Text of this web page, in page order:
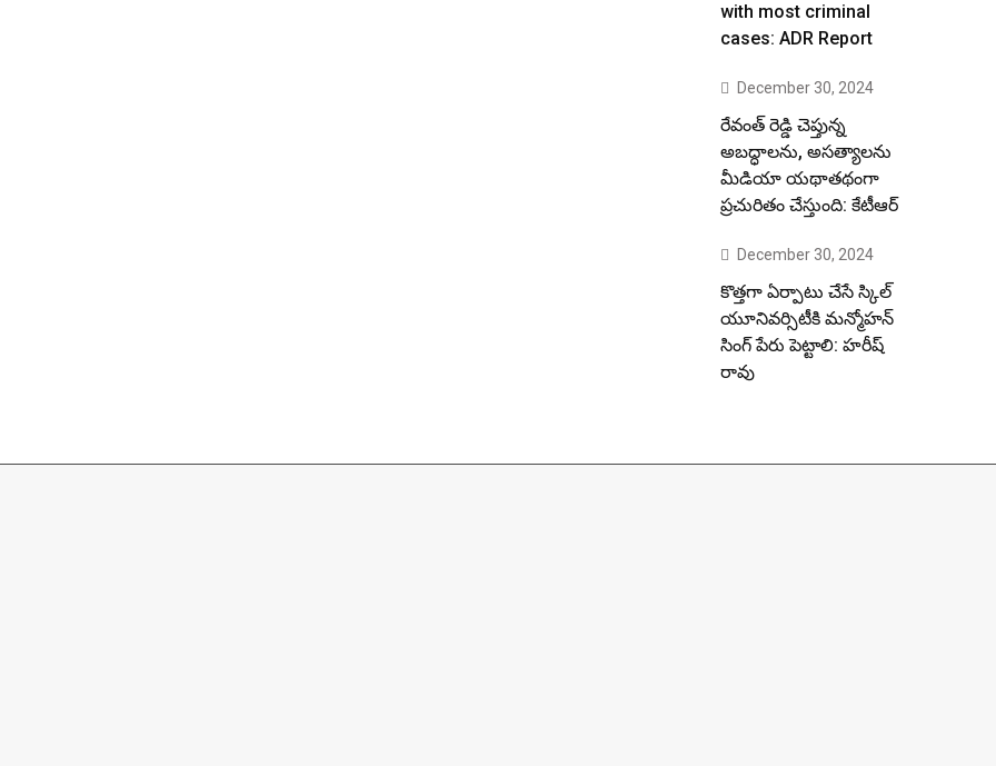
with most criminal
cases: ADR Report
December 30, 2024
రేవంత్ రెడ్డి చెప్తున్న
అబద్ధాలను, అసత్యాలను
మీడియా యథాతథంగా
ప్రచురితం చేస్తుంది: కేటీఆర్
December 30, 2024
కొత్తగా ఏర్పాటు చేసే స్కిల్
యూనివర్సిటీకి మన్మోహన్
సింగ్ పేరు పెట్టాలి: హరీష్
రావు